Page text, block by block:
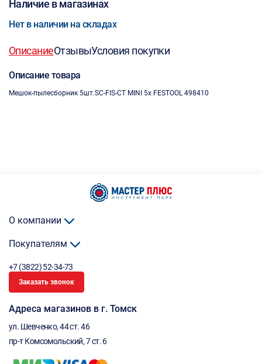
Наличие в магазинах
Нет в наличии на складах
ОписаниеОтзывыУсловия покупки
Описание товара
Мешок-пылесборник 5шт.SC-FIS-CT MINI 5х FESTOOL 498410
О компании
Покупателям
+7 (3822) 52-34-73
Заказать звонок
Адреса магазинов в г. Томск
ул. Шевченко, 44 ст. 46
пр-т Комсомольский, 7 ст. 6